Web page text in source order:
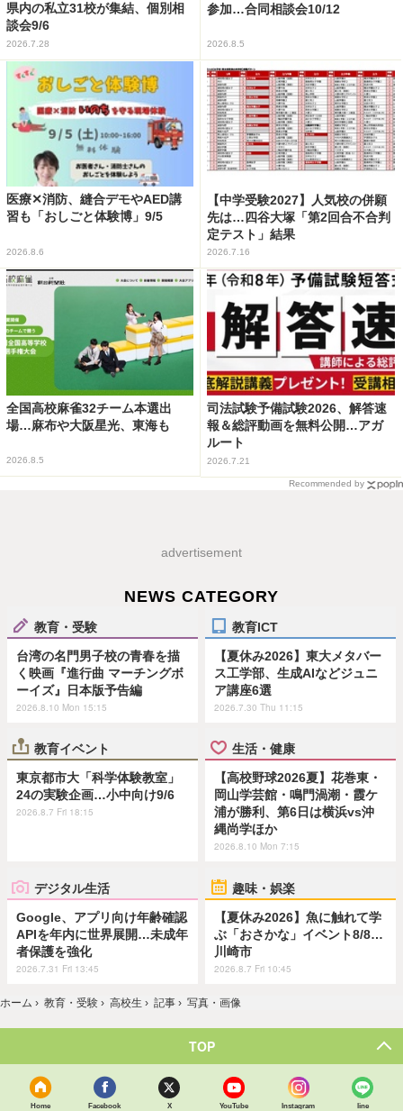
県内の私立31校が集結、個別相
談会9/6
2026.7.28
参加…合同相談会10/12
2026.8.5
医療✕消防、縫合デモやAED講
習も「おしごと体験博」9/5
2026.8.6
【中学受験2027】人気校の併願
先は…四谷大塚「第2回合不合判
定テスト」結果
2026.7.16
全国高校麻雀32チーム本選出
場…麻布や大阪星光、東海も
2026.8.5
司法試験予備試験2026、解答速
報＆総評動画を無料公開…アガ
ルート
2026.7.21
Recommended by
advertisement
NEWS CATEGORY
教育・受験
台湾の名門男子校の青春を描
く映画『進行曲 マーチングボ
ーイズ』日本版予告編
2026.8.10 Mon 15:15
教育ICT
【夏休み2026】東大メタバー
ス工学部、生成AIなどジュニ
ア講座6選
2026.7.30 Thu 11:15
教育イベント
東京都市大「科学体験教室」
24の実験企画…小中向け9/6
2026.8.7 Fri 18:15
生活・健康
【高校野球2026夏】花巻東・
岡山学芸館・鳴門渦潮・霞ケ
浦が勝利、第6日は横浜vs沖
縄尚学ほか
2026.8.10 Mon 7:15
デジタル生活
Google、アプリ向け年齢確認
APIを年内に世界展開…未成年
者保護を強化
2026.7.31 Fri 13:45
趣味・娯楽
【夏休み2026】魚に触れて学
ぶ「おさかな」イベント8/8…
川崎市
2026.8.7 Fri 10:45
ホーム › 教育・受験 › 高校生 › 記事 › 写真・画像
TOP
Home Facebook X YouTube Instagram line